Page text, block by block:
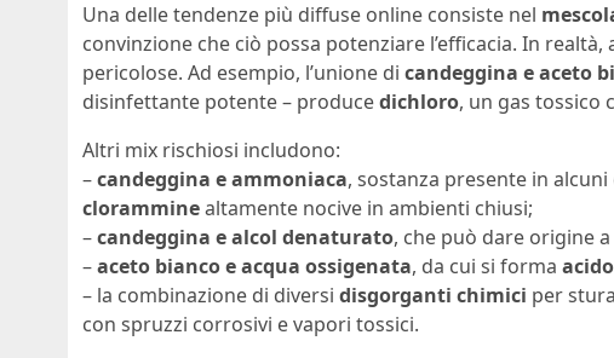
Una delle tendenze più diffuse online consiste nel
convinzione che ciò possa potenziare l’efficacia. In
pericolose. Ad esempio, l’unione di candeggina e aceto
disinfettante potente – producedichloro, un gas tossico
Altri mix rischiosi includono:
–candeggina e ammoniaca, sostanza presente in
cloramminealtamente nocive in ambienti chiusi;
–candeggina e alcol denaturato, che può dare origine a
–aceto bianco e acqua ossigenata, da cui si forma
– la combinazione di diversi disgorganti chimici per
con spruzzi corrosivi e vapori tossici.